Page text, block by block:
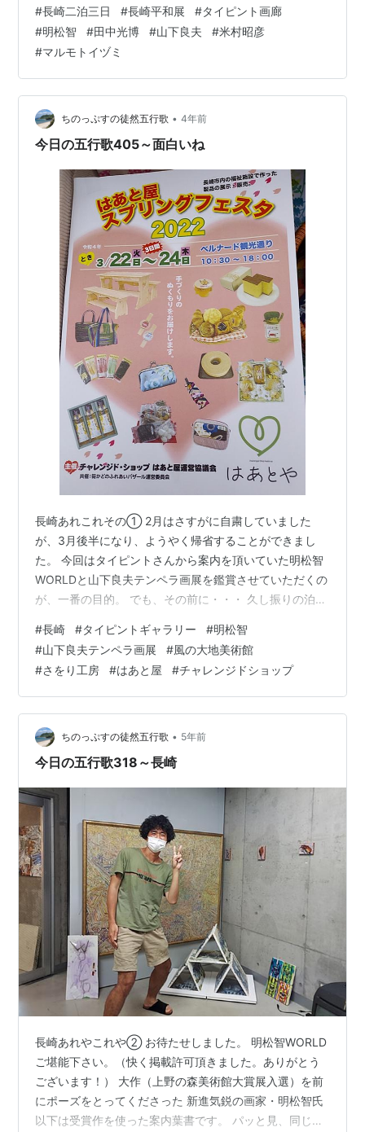
らずお元気でいらしたのでひと安心。 作品のひとつひと
つを解説してくださり、目からも耳からも滋養を取り込
めた有意義なひとときでした。 左：頂いた案内ハガキ
右：訪問時に頂いたハガキ（漫画はペコロスこと岡野雄
一氏） 今回、画廊内の写真は撮れませんでしたが、明松
智さんの人物画はじめ、最高齢の米村昭彦…
#長崎二泊三日 #長崎平和展 #タイピント画廊
#明松智 #田中光博 #山下良夫 #米村昭彦
#マルモトイヅミ
ちのっぷすの徒然五行歌 • 4年前
今日の五行歌405～面白いね
長崎あれこれその① 2月はさすがに自粛していました
が、3月後半になり、ようやく帰省することができまし
た。 今回はタイピントさんから案内を頂いていた明松智
WORLDと山下良夫テンペラ画展を鑑賞させていただくの
が、一番の目的。 でも、その前に・・・ 久し振りの泊り
途中でお気に入りのパン屋さんに寄って朝食を購入する
つもりが・・・ パン工房LULUさんの店の前には3月6日
をもって閉店の文字が。 ガーン！ いつ訪れてもお店には
多くのお客さんがいましたし、美味しいのはもちろんリ
ーズナブルなお値段だったのに、なんで～～？ 張り紙に
は「人材不足」とありまし…
#長崎 #タイピントギャラリー #明松智
#山下良夫テンペラ画展 #風の大地美術館
#さをり工房 #はあと屋 #チャレンジドショップ
ちのっぷすの徒然五行歌 • 5年前
今日の五行歌318～長崎
長崎あれやこれや② お待たせしました。 明松智WORLD
ご堪能下さい。（快く掲載許可頂きました。ありがとう
ございます！） 大作（上野の森美術館大賞展入選）を前
にポーズをとってくださった 新進気鋭の画家・明松智氏
以下は受賞作を使った案内葉書です。 パッと見、同じ作